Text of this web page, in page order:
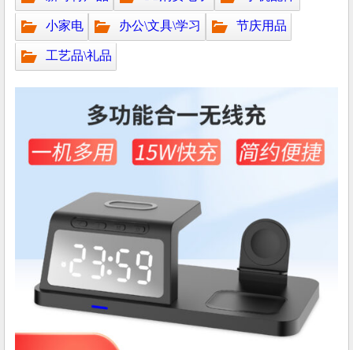
小家电 办公\文具\学习 节庆用品
工艺品\礼品